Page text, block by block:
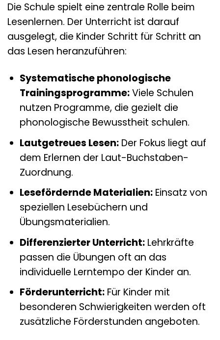
Die Schule spielt eine zentrale Rolle beim
Lesenlernen. Der Unterricht ist darauf
ausgelegt, die Kinder Schritt für Schritt an
das Lesen heranzuführen:
Systematische phonologische
Trainingsprogramme:Viele Schulen
nutzen Programme, die gezielt die
phonologische Bewusstheit schulen.
Lautgetreues Lesen:Der Fokus liegt auf
dem Erlernen der Laut-Buchstaben-
Zuordnung.
Lesefördernde Materialien:Einsatz von
speziellen Lesebüchern und
Übungsmaterialien.
Differenzierter Unterricht:Lehrkräfte
passen die Übungen oft an das
individuelle Lerntempo der Kinder an.
Förderunterricht:Für Kinder mit
besonderen Schwierigkeiten werden oft
zusätzliche Förderstunden angeboten.